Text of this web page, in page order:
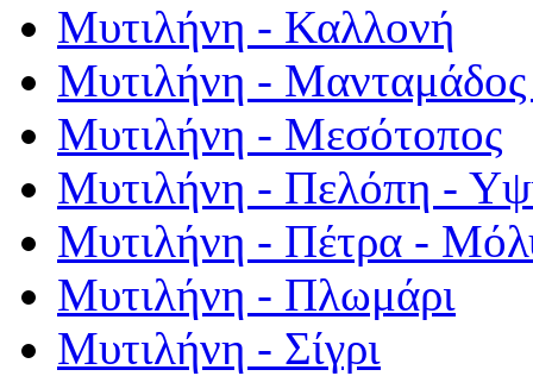
Μυτιλήνη - Καλλονή
Μυτιλήνη - Μανταμάδος
Μυτιλήνη - Μεσότοπος
Μυτιλήνη - Πελόπη -
Μυτιλήνη - Πέτρα -
Μυτιλήνη - Πλωμάρι
Μυτιλήνη - Σίγρι